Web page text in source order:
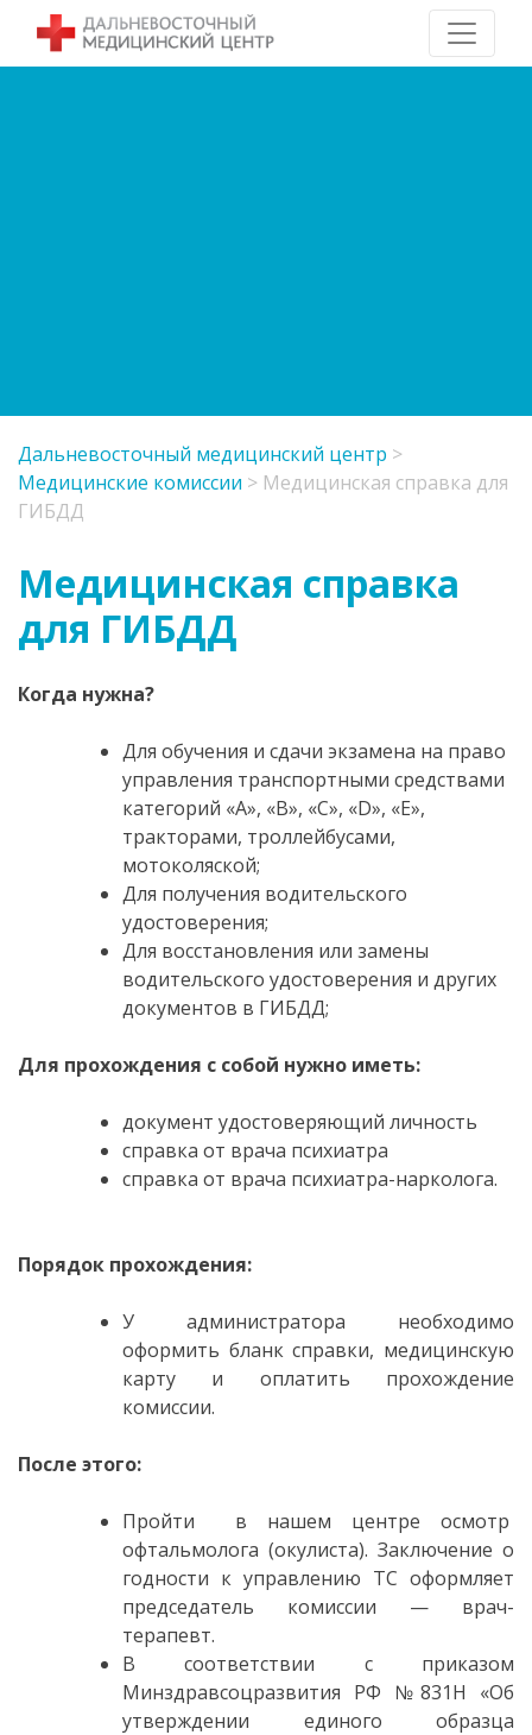
Дальневосточный медицинский центр >
Медицинские комиссии > Медицинская справка для
ГИБДД
Медицинская справка
для ГИБДД
Когда нужна?
Для обучения и сдачи экзамена на право
управления транспортными средствами
категорий «A», «B», «C», «D», «E»,
тракторами, троллейбусами,
мотоколяской;
Для получения водительского
удостоверения;
Для восстановления или замены
водительского удостоверения и других
документов в ГИБДД;
Для прохождения с собой нужно иметь:
документ удостоверяющий личность
справка от врача психиатра
справка от врача психиатра-нарколога.
Порядок прохождения:
У администратора необходимо
оформить бланк справки, медицинскую
карту и оплатить прохождение
комиссии.
После этого:
Пройти в нашем центре осмотр
офтальмолога (окулиста). Заключение о
годности к управлению ТС оформляет
председатель комиссии — врач-
терапевт.
В соответствии с приказом
Минздравсоцразвития РФ №831Н «Об
утверждении единого образца